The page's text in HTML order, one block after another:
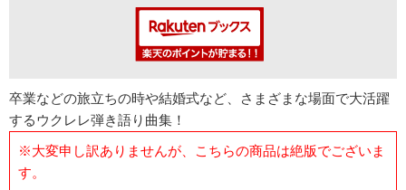
卒業などの旅立ちの時や結婚式など、さまざまな場面で大活躍
するウクレレ弾き語り曲集！
※大変申し訳ありませんが、こちらの商品は絶版でございま
す。